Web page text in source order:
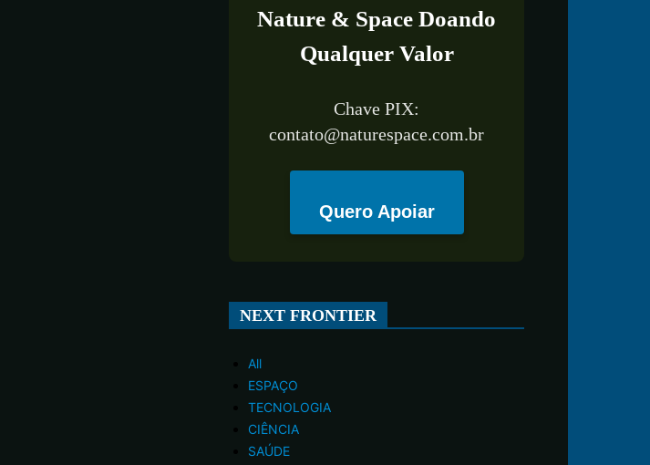
Nature & Space Doando
Qualquer Valor
Chave PIX:
contato@naturespace.com.br
Quero Apoiar
NEXT FRONTIER
All
ESPAÇO
TECNOLOGIA
CIÊNCIA
SAÚDE